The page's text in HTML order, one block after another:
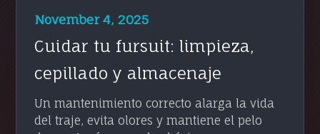
November 4, 2025
Cuidar tu fursuit: limpieza,
cepillado y almacenaje
Un mantenimiento correcto alarga la vida
del traje, evita olores y mantiene el pelo